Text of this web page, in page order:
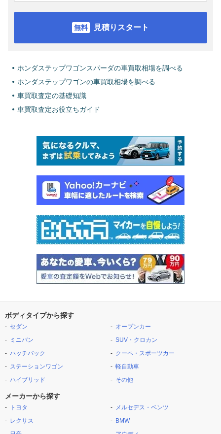
見積りスタート
ホンダステップワゴンスパーダの車買取相場を調べる
ホンダステップワゴンの車買取相場を調べる
車買取査定の基礎知識
車買取査定お役立ちガイド
ボディタイプから探す
セダン
ミニバン
ハッチバック
ステーションワゴン
ハイブリッド
オープンカー
SUV・クロカン
クーペ・スポーツカー
軽自動車
その他
メーカーから探す
トヨタ
レクサス
メルセデス・ベンツ
BMW